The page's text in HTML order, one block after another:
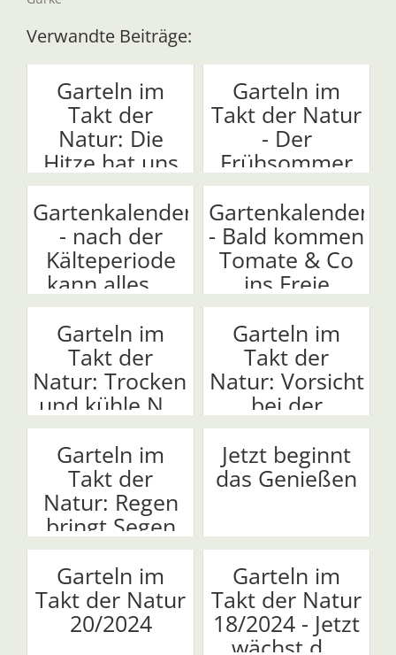
Verwandte Beiträge:
Garteln im
Takt der
Natur: Die
Hitze hat uns
wiede...
Garteln im
Takt der Natur
- Der
Frühsommer
kommt!
Gartenkalender
- nach der
Kälteperiode
kann alles ...
Gartenkalender
- Bald kommen
Tomate & Co
ins Freie
Garteln im
Takt der
Natur: Trockenheit
und kühle N...
Garteln im
Takt der
Natur: Vorsicht
bei der
Sommer...
Garteln im
Takt der
Natur: Regen
bringt Segen
Jetzt beginnt
das Genießen
Garteln im
Takt der Natur
20/2024
Garteln im
Takt der Natur
18/2024 - Jetzt
wächst d...